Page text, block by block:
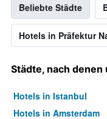
Beliebte Städte
Hotels in Präfektur
Städte, nach
Hotels in Istanbul
Hotels in Amsterdam